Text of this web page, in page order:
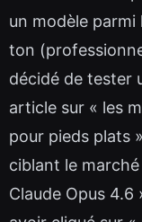
un modèle
ton
décidé de tester
article sur « les
pour pieds plats
ciblant le
Claude Opus 4.6